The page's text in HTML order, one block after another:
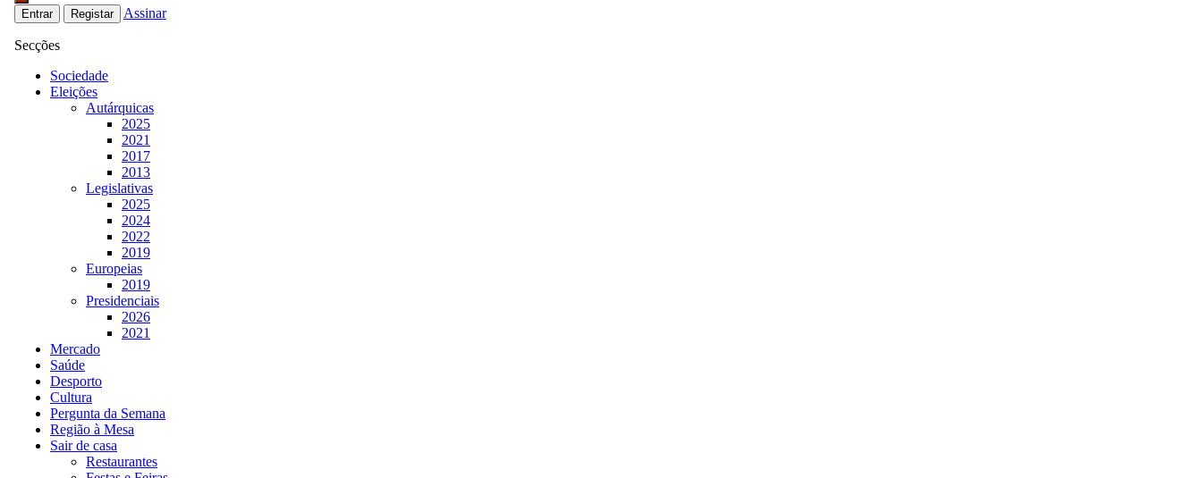
Entrar Registar Assinar
Secções
Sociedade
Eleições
Autárquicas
2025
2021
2017
2013
Legislativas
2025
2024
2022
2019
Europeias
2019
Presidenciais
2026
2021
Mercado
Saúde
Desporto
Cultura
Pergunta da Semana
Região à Mesa
Sair de casa
Restaurantes